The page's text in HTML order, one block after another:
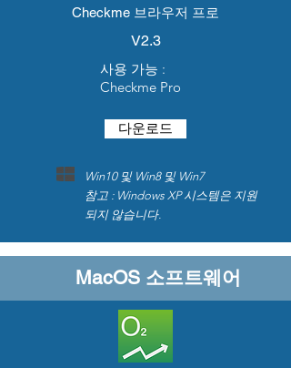
Checkme 브라우저 프로
V2.3
사용 가능 :
Checkme Pro
다운로드
Win10 및 Win8 및 Win7
참고 : Windows XP 시스템은 지원
되지 않습니다.
MacOS 소프트웨어